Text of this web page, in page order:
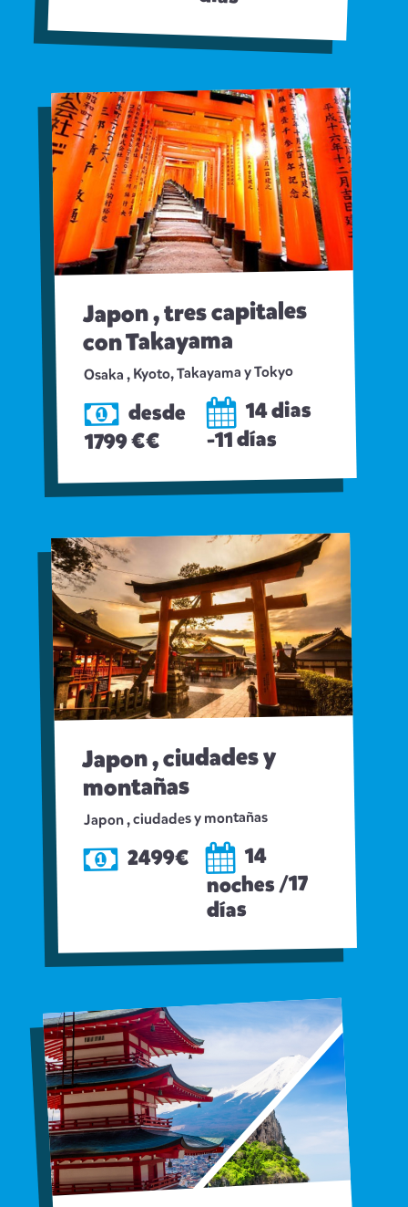
Japon , tres capitales
con Takayama
Osaka , Kyoto, Takayama y Tokyo
desde
1799 €€
14 dias
-11 días
Japon , ciudades y
montañas
Japon , ciudades y montañas
2499€ 14
noches /17
días